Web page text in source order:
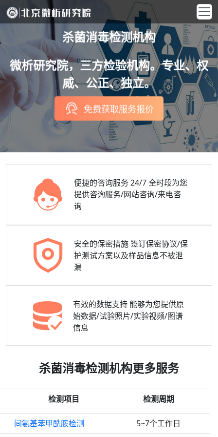
杀菌消毒检测机构
微析研究院，三方检验机构。专业、权
威、公正、独立。
免费获取服务报价
便捷的咨询服务24/7 全时段为您
提供咨询服务/网站咨询/来电咨
询
安全的保密措施 签订保密协议/保
护测试方案以及样品信息不被泄
漏
有效的数据支持 能够为您提供原
始数据/试验照片/实验视频/图谱
信息
杀菌消毒检测机构更多服务
检测项目 检测周期
间氨基苯甲酰胺检测 5~7个工作日